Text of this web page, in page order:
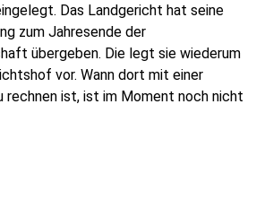
Das Landgericht hat seine
zum Jahresende der
übergeben. Die legt sie wiederum
vor. Wann dort mit einer
rechnen ist, ist im Moment noch nicht